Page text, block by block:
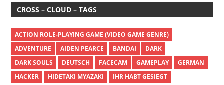
CROSS – CLOUD – TAGS
ACTION ROLE-PLAYING GAME (VIDEO GAME GENRE)
ADVENTURE
AIDEN PEARCE BANDAI
DARK
DARK SOULS
DEUTSCH FACECAM GAMEPLAY
GERMAN
HACKER
HIDETAKI MYAZAKI IHR HABT GESIEGT